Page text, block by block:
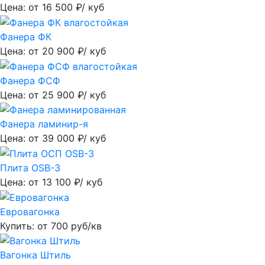
Цена: от 16 500 ₽/ куб
Фанера ФК
Цена: от 20 900 ₽/ куб
Фанера ФСФ
Цена: от 25 900 ₽/ куб
Фанера ламинир-я
Цена: от 39 000 ₽/ куб
Плита OSB-3
Цена: от 13 100 ₽/ куб
Евровагонка
Купить: от 700 руб/кв
Вагонка Штиль